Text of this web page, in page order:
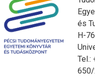
és
H-
Tel.:
650/